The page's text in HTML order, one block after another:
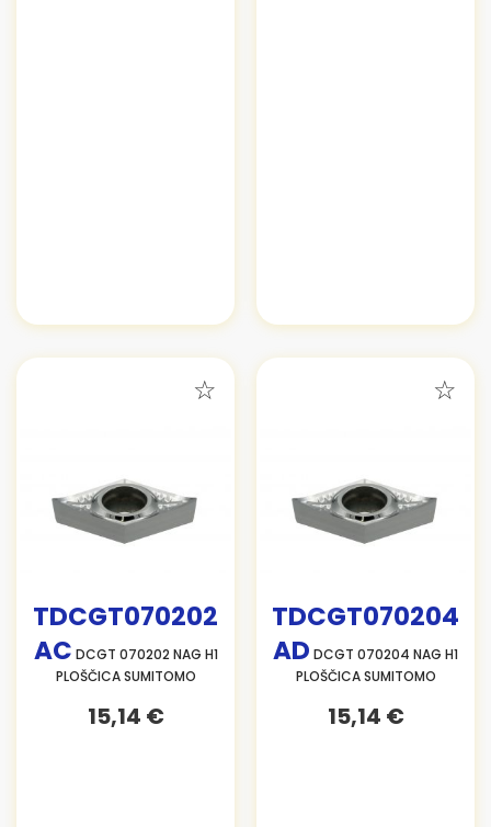
TDCGT070202
AC DCGT 070202 NAG H1
PLOŠČICA SUMITOMO
15,14 €
TDCGT070204
AD DCGT 070204 NAG H1
PLOŠČICA SUMITOMO
15,14 €